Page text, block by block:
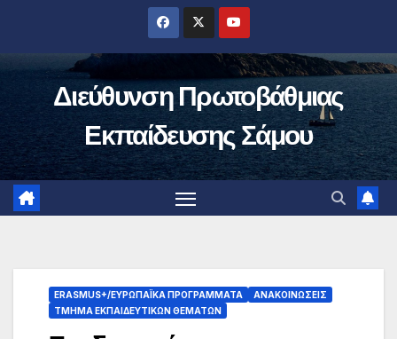
περιεχόμενο
Διεύθυνση Πρωτοβάθμιας
Εκπαίδευσης Σάμου
ERASMUS+/ΕΥΡΩΠΑΪΚΆ ΠΡΟΓΡΆΜΜΑΤΑ
ΑΝΑΚΟΙΝΏΣΕΙΣ
ΤΜΉΜΑ ΕΚΠΑΙΔΕΥΤΙΚΏΝ ΘΕΜΆΤΩΝ